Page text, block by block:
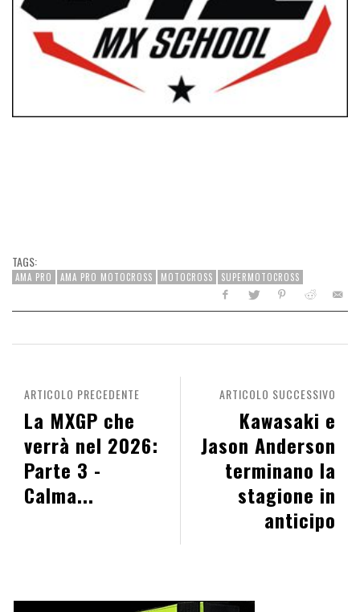
TAGS:
AMA PRO AMA PRO MOTOCROSS MOTOCROSS SUPERMOTOCROSS
ARTICOLO SUCCESSIVO
Kawasaki e
Jason Anderson
terminano la
stagione in
anticipo
ARTICOLO PRECEDENTE
La MXGP che
verrà nel 2026:
Parte 3 -
Calma...